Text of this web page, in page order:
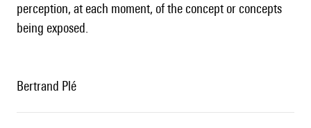
perception, at each moment, of the concept or concepts
being exposed.
Bertrand Plé